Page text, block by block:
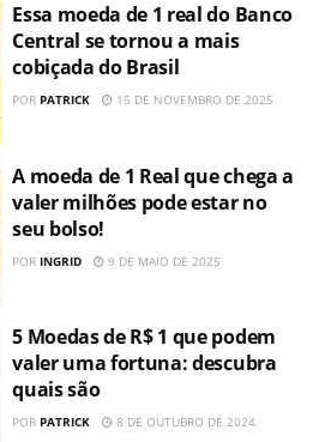
Essa moeda de 1 real do Banco
Central se tornou a mais
cobiçada do Brasil
POR PATRICK 15 DE NOVEMBRO DE 2025
A moeda de 1 Real que chega a
valer milhões pode estar no
seu bolso!
POR INGRID 9 DE MAIO DE 2025
5 Moedas de R$ 1 que podem
valer uma fortuna: descubra
quais são
POR PATRICK 8 DE OUTUBRO DE 2024